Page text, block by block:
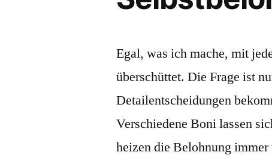
Egal, was ich mache, mit
überschüttet. Die Frage ist
Detailentscheidungen
Verschiedene Boni lassen
heizen die Belohnung